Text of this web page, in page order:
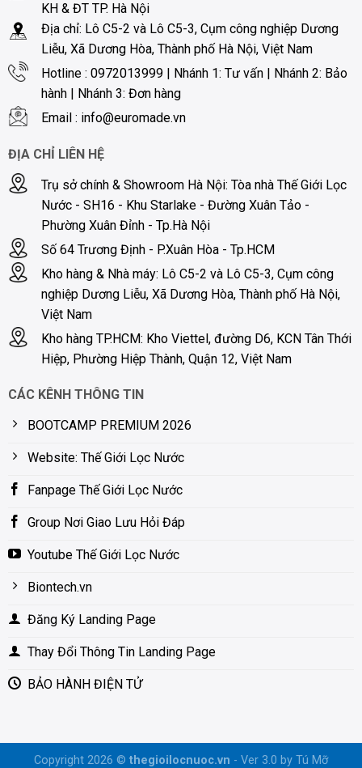
KH & ĐT TP. Hà Nội
Địa chỉ: Lô C5-2 và Lô C5-3, Cụm công nghiệp Dương
Liễu, Xã Dương Hòa, Thành phố Hà Nội, Việt Nam
Hotline : 0972013999 | Nhánh 1: Tư vấn | Nhánh 2: Bảo
hành | Nhánh 3: Đơn hàng
Email : info@euromade.vn
ĐỊA CHỈ LIÊN HỆ
Trụ sở chính & Showroom Hà Nội: Tòa nhà Thế Giới Lọc
Nước - SH16 - Khu Starlake - Đường Xuân Tảo -
Phường Xuân Đỉnh - Tp.Hà Nội
Số 64 Trương Định - P.Xuân Hòa - Tp.HCM
Kho hàng & Nhà máy: Lô C5-2 và Lô C5-3, Cụm công
nghiệp Dương Liễu, Xã Dương Hòa, Thành phố Hà Nội,
Việt Nam
Kho hàng TP.HCM: Kho Viettel, đường D6, KCN Tân Thới
Hiệp, Phường Hiệp Thành, Quận 12, Việt Nam
CÁC KÊNH THÔNG TIN
BOOTCAMP PREMIUM 2026
Website: Thế Giới Lọc Nước
Fanpage Thế Giới Lọc Nước
Group Nơi Giao Lưu Hỏi Đáp
Youtube Thế Giới Lọc Nước
Biontech.vn
Đăng Ký Landing Page
Thay Đổi Thông Tin Landing Page
BẢO HÀNH ĐIỆN TỬ
Copyright 2026 © thegioilocnuoc.vn - Ver 3.0 by Tú Mỡ